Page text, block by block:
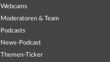
Webcams
Moderatoren & Team
Podcasts
News-Podcast
Themen-Ticker